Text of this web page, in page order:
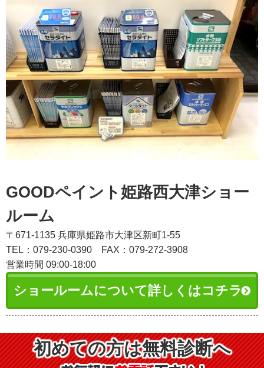
GOODペイント姫路西大津ショー
ルーム
〒671-1135 兵庫県姫路市大津区新町1-55
TEL：079-230-0390
FAX：079-272-3908
営業時間 09:00-18:00
ショールームについて詳しくはコチラ
初めての方は無料診断へ